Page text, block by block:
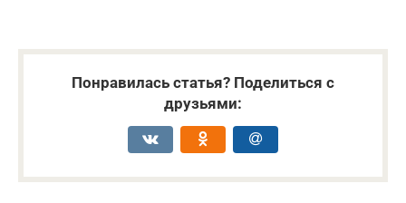
Понравилась статья? Поделиться с
друзьями: